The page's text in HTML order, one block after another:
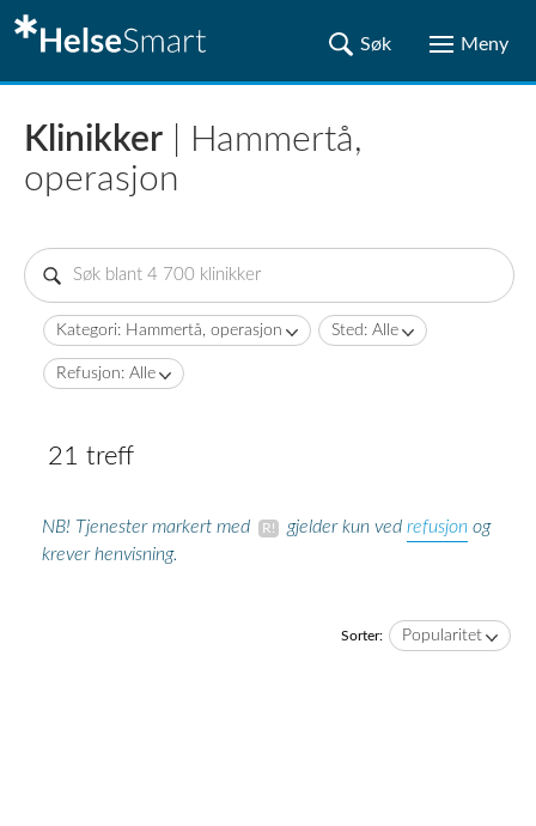
Klinikker | Hammertå,
operasjon
Kategori: Hammertå, operasjon Sted: Alle
Refusjon: Alle
21 treff
NB! Tjenester markert med gjelder kun ved refusjon og
krever henvisning.
Sorter: Popularitet